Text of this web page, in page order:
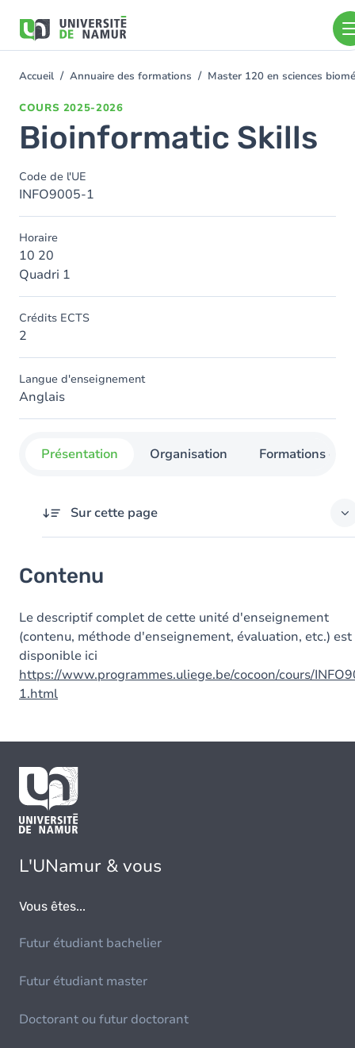
contenu
You
Accueil Annuaire des formations Master 120 en sciences
COURS 2025-2026
Bioinformatic Skills
Code de l'UE
INFO9005-1
Horaire
10 20
Quadri 1
Crédits ECTS
2
Langue d'enseignement
Anglais
Présentation Organisation Formations
Sur cette page
Contenu
Le descriptif complet de cette unité d'enseignement
(contenu, méthode d'enseignement, évaluation, etc.) est
disponible ici
https://www.programmes.uliege.be/cocoon/cours/
1.html
L'UNamur & vous
Vous êtes...
Futur étudiant bachelier
Futur étudiant master
Doctorant ou futur doctorant